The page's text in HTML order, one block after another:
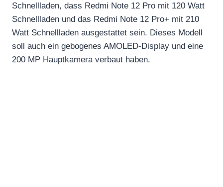
Schnellladen, dass Redmi Note 12 Pro mit 120 Watt
Schnellladen und das Redmi Note 12 Pro+ mit 210
Watt Schnellladen ausgestattet sein. Dieses Modell
soll auch ein gebogenes AMOLED-Display und eine
200 MP Hauptkamera verbaut haben.